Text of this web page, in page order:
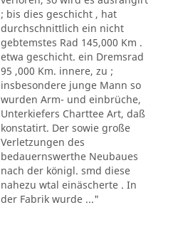
; bis dies geschicht , hat
durchschnittlich ein nicht
gebtemstes Rad 145,000 Km .
etwa geschicht. ein Dremsrad
95 ,000 Km. innere, zu ;
insbesondere junge Mann so
wurden Arm- und einbrüche,
Unterkiefers Charttee Art, daß
konstatirt. Der sowie große
Verletzungen des
bedauernswerthe Neubaues
nach der königl. smd diese
nahezu wtal einäscherte . In
der Fabrik wurde ..."